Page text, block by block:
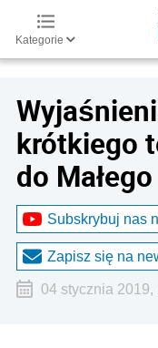
Kategorie
krótkiego
do
Subskrybuj nas
Zapisz się na
04 stycznia 2019,